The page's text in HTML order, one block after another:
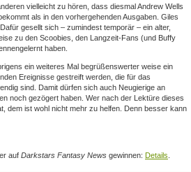
vielleicht zu hören, dass diesmal Andrew Wells
als in den vorhergehenden Ausgaben. Giles
gesellt sich – zumindest temporär – ein alter,
zu den Scoobies, den Langzeit-Fans (und Buffy
haben.
ein weiteres Mal begrüßenswerter weise ein
Ereignisse gestreift werden, die für das
sind. Damit dürfen sich auch Neugierige an
noch gezögert haben. Wer nach der Lektüre dieses
dem ist wohl nicht mehr zu helfen. Denn besser kann
auf Darkstars Fantasy News gewinnen: Details